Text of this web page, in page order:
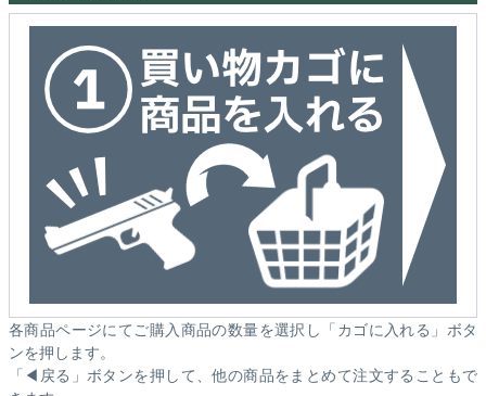
各商品ページにてご購入商品の数量を選択し「カゴに入れる」ボタ
ンを押します。
「◀戻る」ボタンを押して、他の商品をまとめて注文することもで